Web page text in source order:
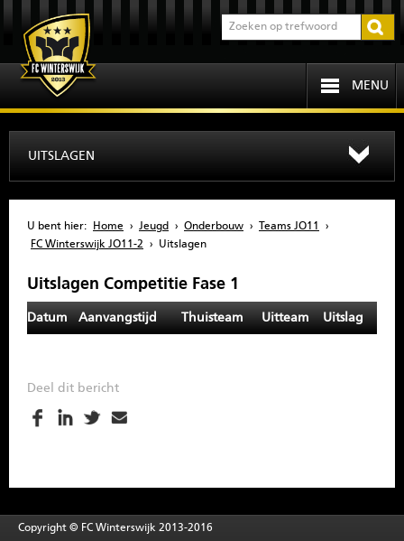
MENU
OVER FCW
INFORMATIE
SPONSOREN
MENU
UITSLAGEN
U bent hier: Home › Jeugd › Onderbouw › Teams JO11
›
FC Winterswijk JO11-2
› Uitslagen
Uitslagen Competitie Fase 1
Datum Aanvangstijd Thuisteam Uitteam Uitslag
Deel dit bericht
Copyright © FC Winterswijk 2013-2016